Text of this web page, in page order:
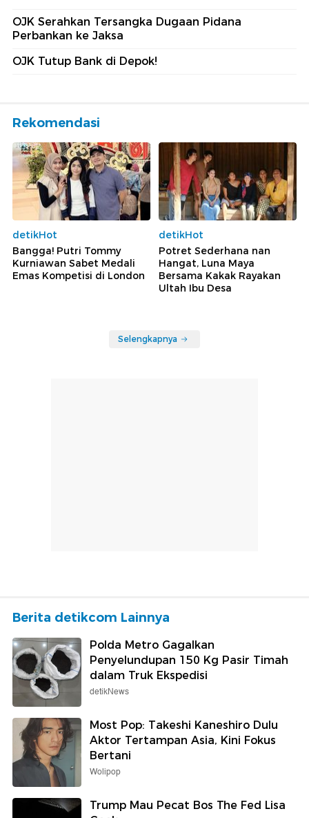
OJK Serahkan Tersangka Dugaan Pidana
Perbankan ke Jaksa
OJK Tutup Bank di Depok!
Rekomendasi
detikHot
Bangga! Putri Tommy
Kurniawan Sabet Medali
Emas Kompetisi di London
detikHot
Potret Sederhana nan
Hangat, Luna Maya
Bersama Kakak Rayakan
Ultah Ibu Desa
Selengkapnya
Berita detikcom Lainnya
Polda Metro Gagalkan
Penyelundupan 150 Kg Pasir Timah
dalam Truk Ekspedisi
detikNews
Most Pop: Takeshi Kaneshiro Dulu
Aktor Tertampan Asia, Kini Fokus
Bertani
Wolipop
Trump Mau Pecat Bos The Fed Lisa